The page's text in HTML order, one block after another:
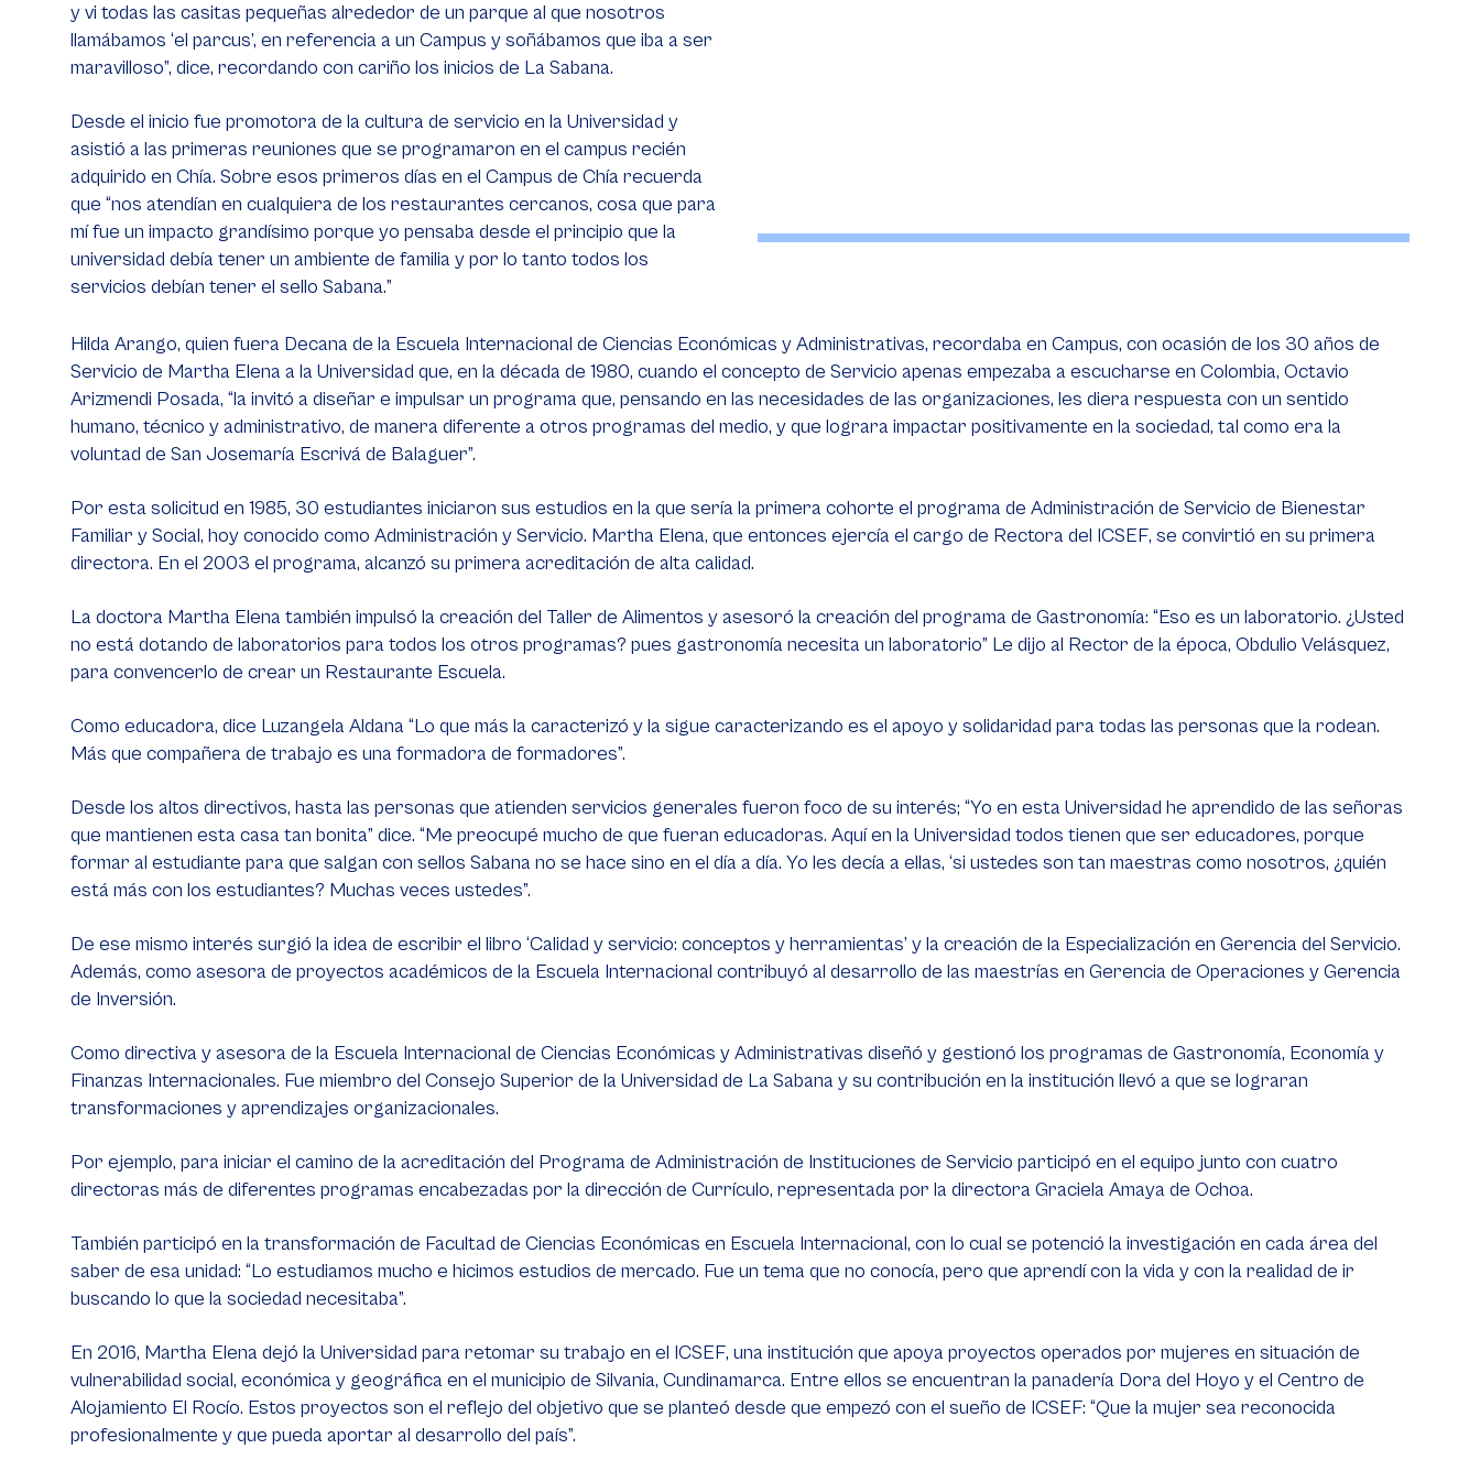
y vi todas las casitas pequeñas alrededor de un parque al que nosotros
llamábamos ‘el parcus’, en referencia a un Campus y soñábamos que iba a ser
maravilloso”, dice, recordando con cariño los inicios de La Sabana.
Desde el inicio fue promotora de la cultura de servicio en la Universidad y
asistió a las primeras reuniones que se programaron en el campus recién
adquirido en Chía. Sobre esos primeros días en el Campus de Chía recuerda
que “nos atendían en cualquiera de los restaurantes cercanos, cosa que para
mí fue un impacto grandísimo porque yo pensaba desde el principio que la
universidad debía tener un ambiente de familia y por lo tanto todos los
servicios debían tener el sello Sabana.”
Hilda Arango, quien fuera Decana de la Escuela Internacional de Ciencias Económicas y Administrativas, recordaba en Campus, con ocasión de los 30 años de
Servicio de Martha Elena a la Universidad que, en la década de 1980, cuando el concepto de Servicio apenas empezaba a escucharse en Colombia, Octavio
Arizmendi Posada, “la invitó a diseñar e impulsar un programa que, pensando en las necesidades de las organizaciones, les diera respuesta con un sentido
humano, técnico y administrativo, de manera diferente a otros programas del medio, y que lograra impactar positivamente en la sociedad, tal como era la
voluntad de San Josemaría Escrivá de Balaguer”.
Por esta solicitud en 1985, 30 estudiantes iniciaron sus estudios en la que sería la primera cohorte el programa de Administración de Servicio de Bienestar
Familiar y Social, hoy conocido como Administración y Servicio. Martha Elena, que entonces ejercía el cargo de Rectora del ICSEF, se convirtió en su primera
directora. En el 2003 el programa, alcanzó su primera acreditación de alta calidad.
La doctora Martha Elena también impulsó la creación del Taller de Alimentos y asesoró la creación del programa de Gastronomía: “Eso es un laboratorio. ¿Usted
no está dotando de laboratorios para todos los otros programas? pues gastronomía necesita un laboratorio” Le dijo al Rector de la época, Obdulio Velásquez,
para convencerlo de crear un Restaurante Escuela.
Como educadora, dice Luzangela Aldana “Lo que más la caracterizó y la sigue caracterizando es el apoyo y solidaridad para todas las personas que la rodean.
Más que compañera de trabajo es una formadora de formadores”.
Desde los altos directivos, hasta las personas que atienden servicios generales fueron foco de su interés; “Yo en esta Universidad he aprendido de las señoras
que mantienen esta casa tan bonita” dice. “Me preocupé mucho de que fueran educadoras. Aquí en la Universidad todos tienen que ser educadores, porque
formar al estudiante para que salgan con sellos Sabana no se hace sino en el día a día. Yo les decía a ellas, ‘si ustedes son tan maestras como nosotros, ¿quién
está más con los estudiantes? Muchas veces ustedes”.
De ese mismo interés surgió la idea de escribir el libro ‘Calidad y servicio: conceptos y herramientas’ y la creación de la Especialización en Gerencia del Servicio.
Además, como asesora de proyectos académicos de la Escuela Internacional contribuyó al desarrollo de las maestrías en Gerencia de Operaciones y Gerencia
de Inversión.
Como directiva y asesora de la Escuela Internacional de Ciencias Económicas y Administrativas diseñó y gestionó los programas de Gastronomía, Economía y
Finanzas Internacionales. Fue miembro del Consejo Superior de la Universidad de La Sabana y su contribución en la institución llevó a que se lograran
transformaciones y aprendizajes organizacionales.
Por ejemplo, para iniciar el camino de la acreditación del Programa de Administración de Instituciones de Servicio participó en el equipo junto con cuatro
directoras más de diferentes programas encabezadas por la dirección de Currículo, representada por la directora Graciela Amaya de Ochoa.
También participó en la transformación de Facultad de Ciencias Económicas en Escuela Internacional, con lo cual se potenció la investigación en cada área del
saber de esa unidad: “Lo estudiamos mucho e hicimos estudios de mercado. Fue un tema que no conocía, pero que aprendí con la vida y con la realidad de ir
buscando lo que la sociedad necesitaba”.
En 2016, Martha Elena dejó la Universidad para retomar su trabajo en el ICSEF, una institución que apoya proyectos operados por mujeres en situación de
vulnerabilidad social, económica y geográfica en el municipio de Silvania, Cundinamarca. Entre ellos se encuentran la panadería Dora del Hoyo y el Centro de
Alojamiento El Rocío. Estos proyectos son el reflejo del objetivo que se planteó desde que empezó con el sueño de ICSEF: “Que la mujer sea reconocida
profesionalmente y que pueda aportar al desarrollo del país”.